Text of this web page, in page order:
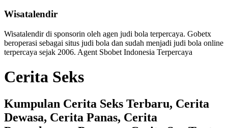
Wisatalendir
Wisatalendir di sponsorin oleh agen judi bola terpercaya. Gobetx
beroperasi sebagai situs judi bola dan sudah menjadi judi bola online
terpercaya sejak 2006. Agent Sbobet Indonesia Terpercaya
Cerita Seks
Kumpulan Cerita Seks Terbaru, Cerita
Dewasa, Cerita Panas, Cerita